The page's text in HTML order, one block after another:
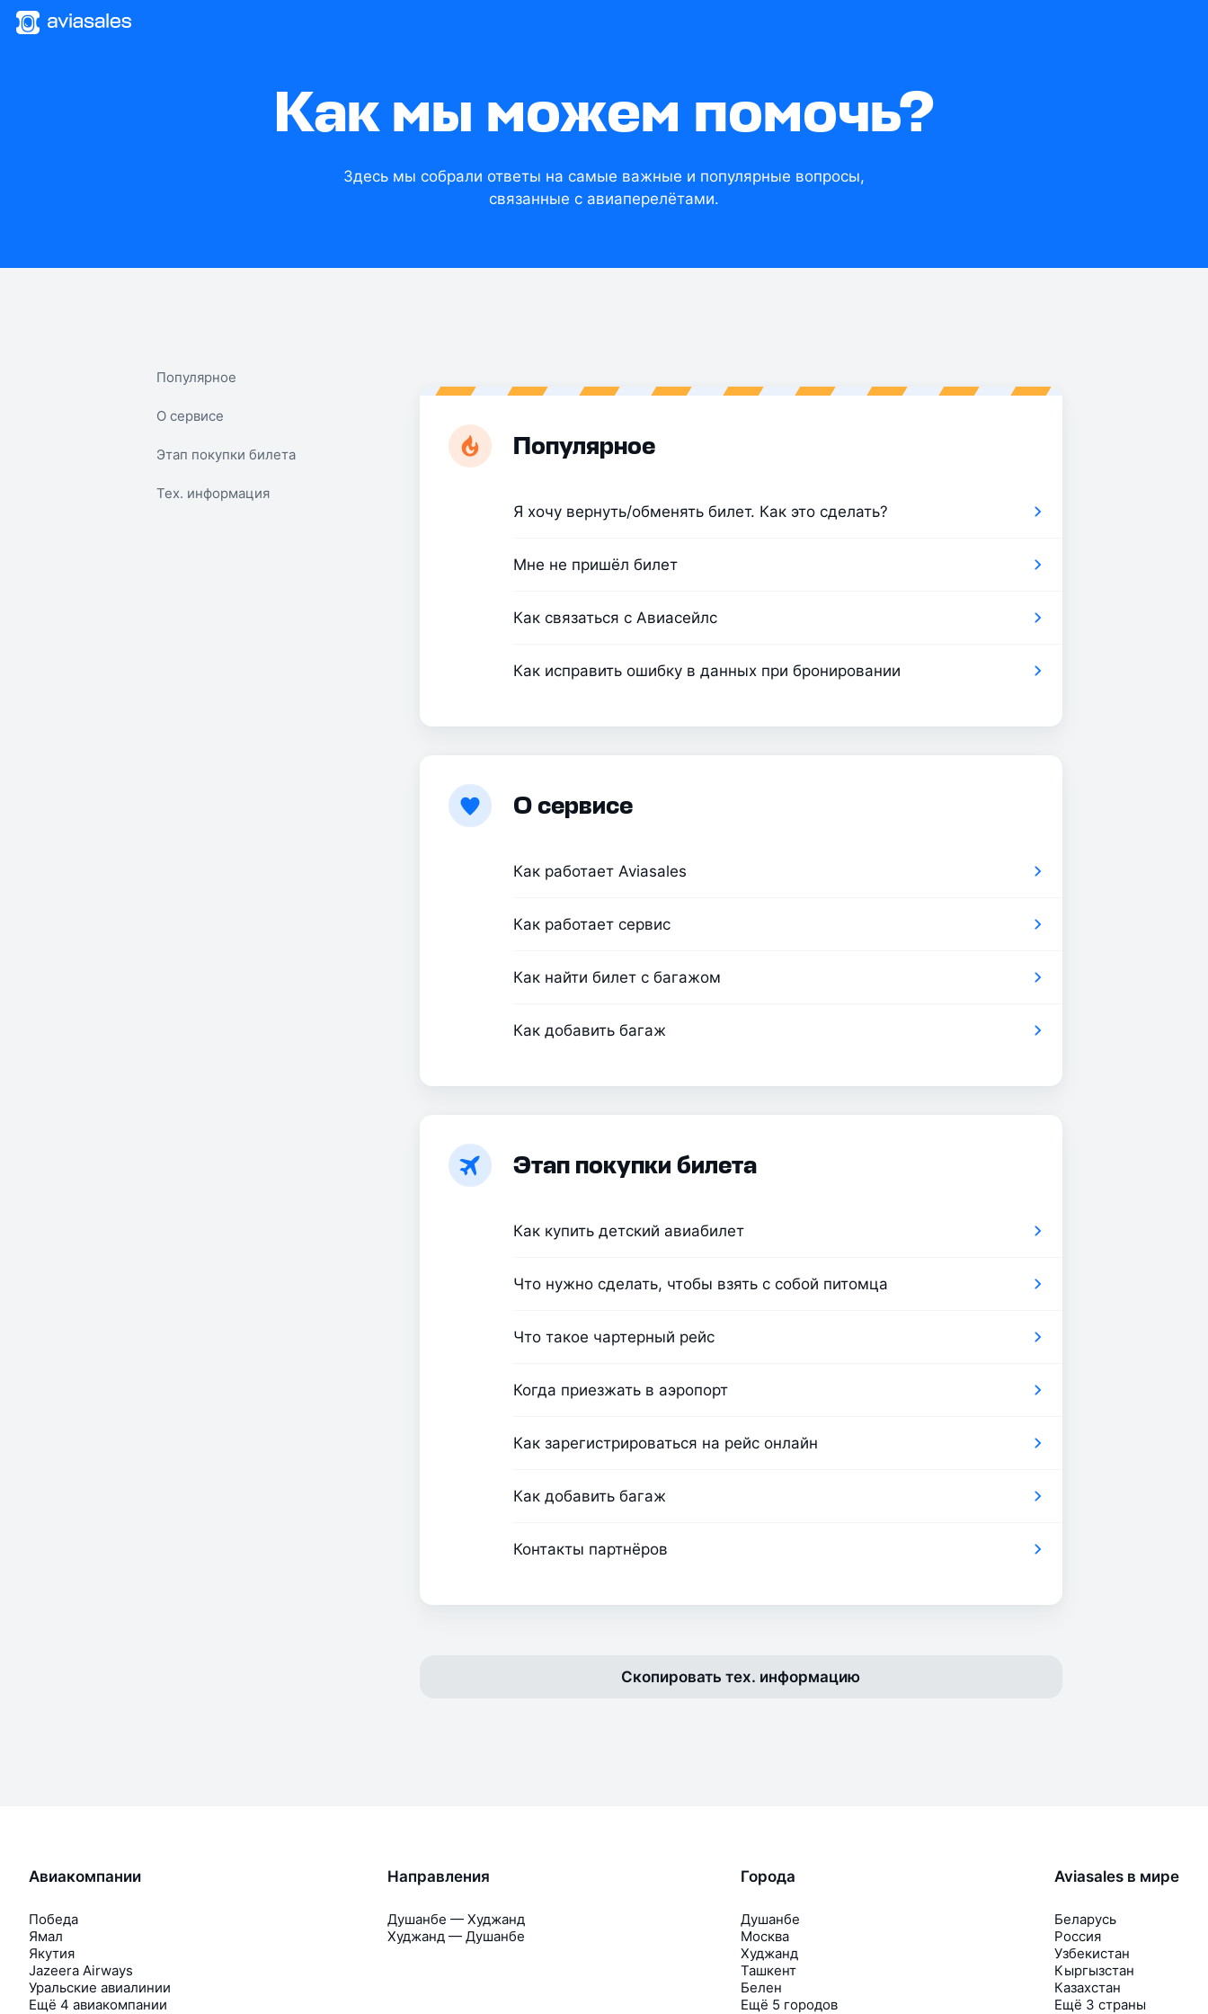
Как мы можем помочь?
Здесь мы собрали ответы на самые важные и популярные вопросы,
связанные с авиаперелётами.
Популярное
О сервисе
Этап покупки билета
Тех. информация
Популярное
Я хочу вернуть/обменять билет. Как это сделать?
Мне не пришёл билет
Как связаться с Авиасейлс
Как исправить ошибку в данных при бронировании
О сервисе
Как работает Aviasales
Как работает сервис
Как найти билет с багажом
Как добавить багаж
Этап покупки билета
Как купить детский авиабилет
Что нужно сделать, чтобы взять с собой питомца
Что такое чартерный рейс
Когда приезжать в аэропорт
Как зарегистрироваться на рейс онлайн
Как добавить багаж
Контакты партнёров
Скопировать тех. информацию
Авиакомпании
Победа
Ямал
Якутия
Jazeera Airways
Уральские авиалинии
Ещё 4 авиакомпании
Направления
Душанбе — Худжанд
Худжанд — Душанбе
Города
Душанбе
Москва
Худжанд
Ташкент
Белен
Ещё 5 городов
Aviasales в мире
Беларусь
Россия
Узбекистан
Кыргызстан
Казахстан
Ещё 3 страны